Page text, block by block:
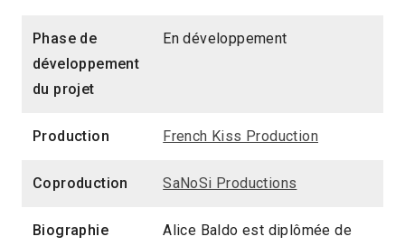
Phase de
développement
du projet
En développement
Production French Kiss Production
Coproduction SaNoSi Productions
Biographie
Alice Baldo est diplômée de